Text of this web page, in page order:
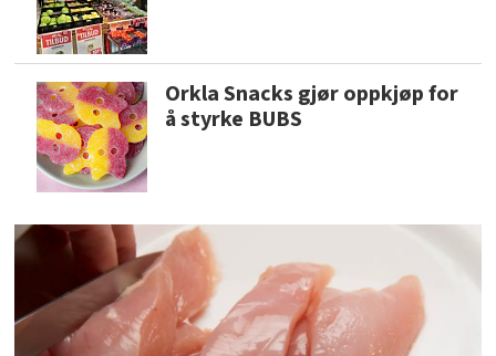
Orkla Snacks gjør oppkjøp for
å styrke BUBS